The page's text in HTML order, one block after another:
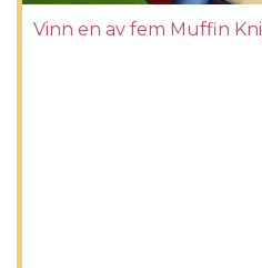
Vinn en av fem Muffin